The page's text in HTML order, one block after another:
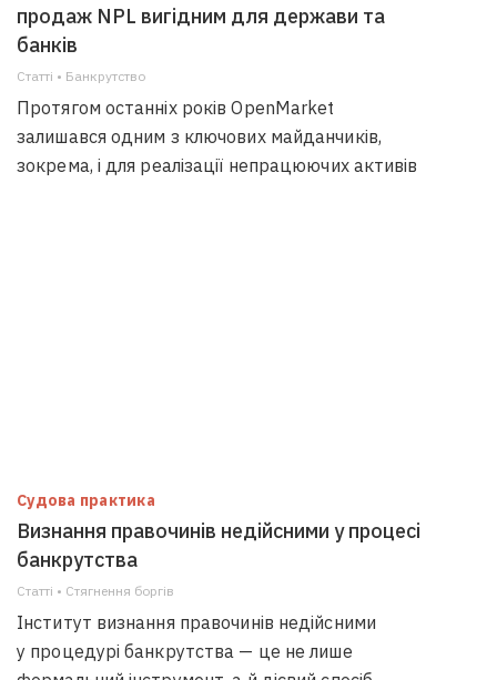
продаж NPL вигідним для держави та
банків
Статті • Банкрутство
Протягом останніх років OpenMarket
залишався одним з ключових майданчиків,
зокрема, і для реалізації непрацюючих активів
Судова практика
Визнання правочинів недійсними у процесі
банкрутства
Статті • Стягнення боргiв
Інститут визнання правочинів недійсними
у процедурі банкрутства — це не лише